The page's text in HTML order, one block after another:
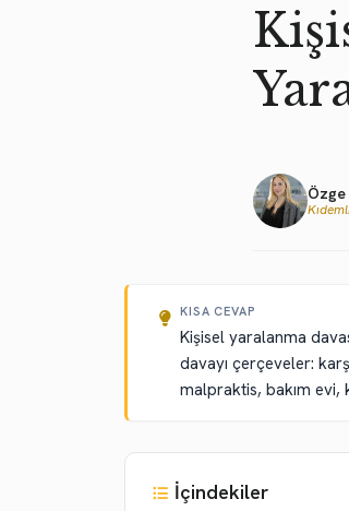
KISA CEVAP
Kişisel yaralanma
davayı çerçeveler:
malpraktis, bakım evi,
İçindekiler